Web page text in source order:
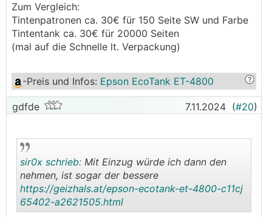
der teuere nicht verfügbar ist bei diesem Händler
Bzgl. Drucker, wennst die Tanks haben willst,
aber keinen Einzelblatteinzug beim
kostet aber bisl mehr.
Wennst einzelblatteinzug und keinen Tank, aber
trotzdem Einzelpatronen haben willst, dann nimm
den von mir verlinkten
Zum Vergleich:
Tintenpatronen ca. 30€ für 150 Seite SW und Farbe
Tintentank ca. 30€ für 20000 Seiten
(mal auf die Schnelle lt. Verpackung)
-Preis und Infos: Epson EcoTank ET-4800
gdfde 7.11.2024 (#20)
..
sir0x schrieb: Mit Einzug würde ich dann den
nehmen, ist sogar der bessere
https://geizhals.at/epson-ecotank-et-4800-c11cj
65402-a2621505.html